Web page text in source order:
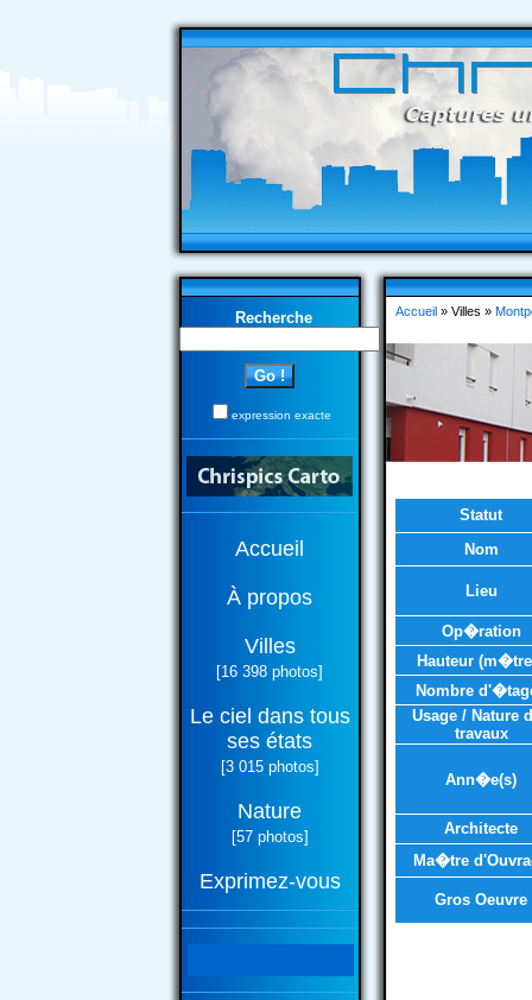
Recherche
expression exacte
Accueil
À propos
Villes
[16 398 photos]
Le ciel dans tous
ses états
[3 015 photos]
Nature
[57 photos]
Exprimez-vous
Accueil» Villes »
Statut
Nom
Lieu
Op�ration
Hauteur
Nombre
Usage / Nature
travaux
Ann�e(s)
Architecte
Ma�tre
Gros Oeuvre